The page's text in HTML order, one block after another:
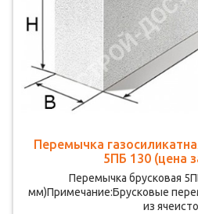
Перемычка
5ПБ 130 (цена
Перемычка брусковая
мм)Примечание:Брусковые
из